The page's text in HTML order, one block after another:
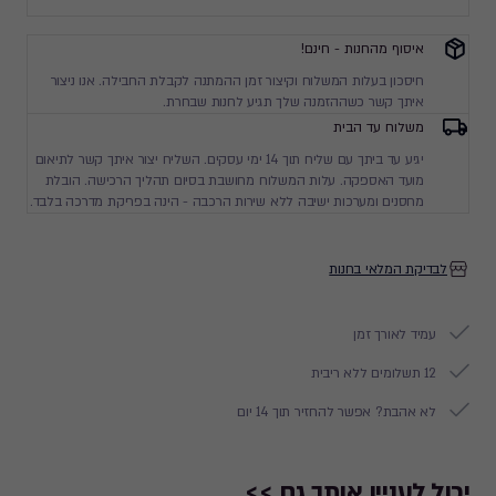
איסוף מהחנות - חינם!
חיסכון בעלות המשלוח וקיצור זמן ההמתנה לקבלת החבילה. אנו ניצור
איתך קשר כשההזמנה שלך תגיע לחנות שבחרת.
משלוח עד הבית
יגיע עד ביתך עם שליח תוך 14 ימי עסקים. השליח יצור איתך קשר לתיאום
מועד האספקה. עלות המשלוח מחושבת בסיום תהליך הרכישה. הובלת
מחסנים ומערכות ישיבה ללא שירות הרכבה - הינה בפריקת מדרכה בלבד.
לבדיקת המלאי בחנות
עמיד לאורך זמן
12 תשלומים ללא ריבית
לא אהבת? אפשר להחזיר תוך 14 יום